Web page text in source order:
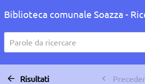
Biblioteca comunale Soazza -
Parole da ricercare
Risultati